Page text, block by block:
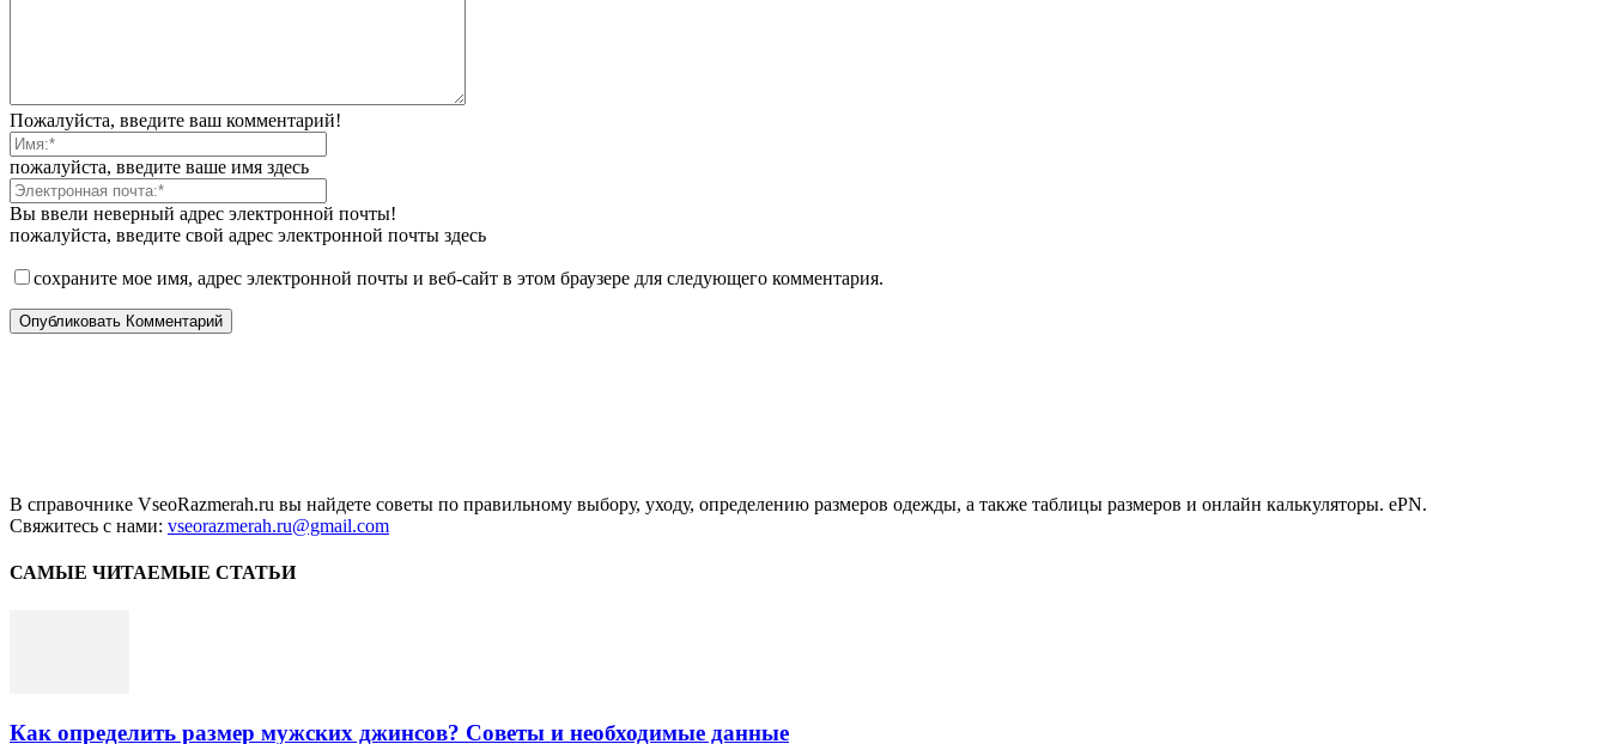
Пожалуйста, введите ваш комментарий!
пожалуйста, введите ваше имя здесь
Вы ввели неверный адрес электронной почты!
пожалуйста, введите свой адрес электронной почты здесь
сохраните мое имя, адрес электронной почты и веб-сайт в этом браузере для следующего комментария.
В справочнике VseoRazmerah.ru вы найдете советы по правильному выбору, уходу, определению размеров одежды, а также таблицы размеров и онлайн калькуляторы. ePN.
Свяжитесь с нами: vseorazmerah.ru@gmail.com
САМЫЕ ЧИТАЕМЫЕ СТАТЬИ
Как определить размер мужских джинсов? Советы и необходимые данные